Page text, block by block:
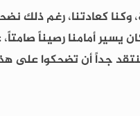
كعادتنا، رغم ذلك
أمامنا رصيناً
جداً أن تضحكوا على